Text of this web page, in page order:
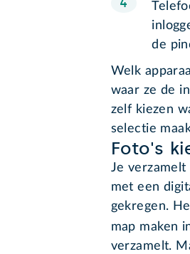
de
Welk
waar ze de
zelf kiezen
selectie
Foto's
Je
met een
gekregen.
map maken
verzamelt.